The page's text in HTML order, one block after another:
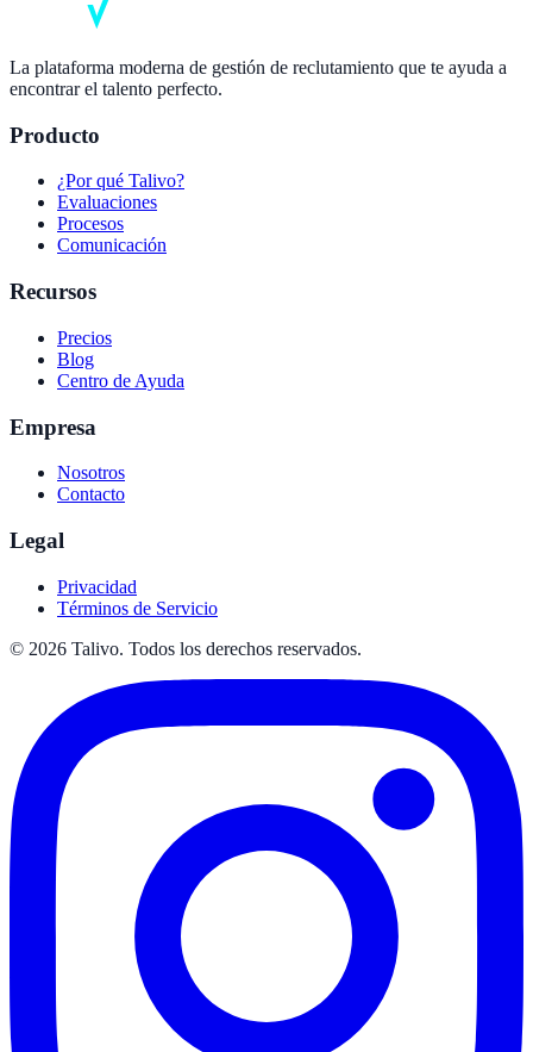
La plataforma moderna de gestión de reclutamiento que te ayuda a
encontrar el talento perfecto.
Producto
¿Por qué Talivo?
Evaluaciones
Procesos
Comunicación
Recursos
Precios
Blog
Centro de Ayuda
Empresa
Nosotros
Contacto
Legal
Privacidad
Términos de Servicio
© 2026 Talivo. Todos los derechos reservados.